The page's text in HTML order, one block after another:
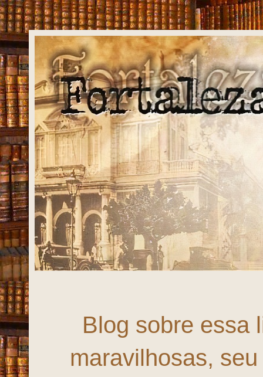
Blog sobre essa
maravilhosas,